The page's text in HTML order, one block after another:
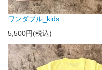
ワンダブル_kids
5,500円(税込)